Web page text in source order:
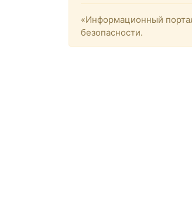
«Информационный
безопасности.